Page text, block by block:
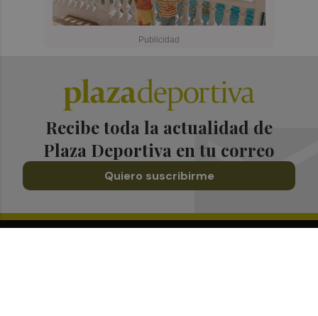
Recibe toda la actualidad de
Plaza Deportiva en tu correo
Quiero suscribirme